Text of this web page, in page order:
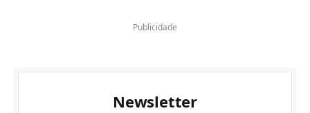
Publicidade
Newsletter